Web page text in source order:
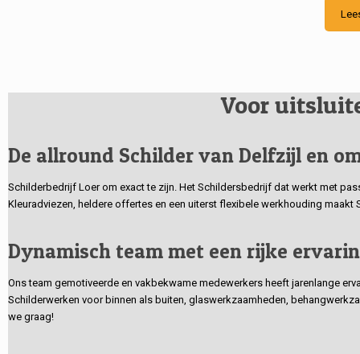
Voor
De allround Schilder van Delfzijl en
Schilderbedrijf Loer om exact te zijn. Het Schildersbedrijf dat werkt met
Kleuradviezen, heldere offertes en een uiterst flexibele werkhouding
Dynamisch team met een rijke
Ons team gemotiveerde en vakbekwame medewerkers heeft jarenlange
Schilderwerken voor binnen als buiten, glaswerkzaamheden,
we graag!